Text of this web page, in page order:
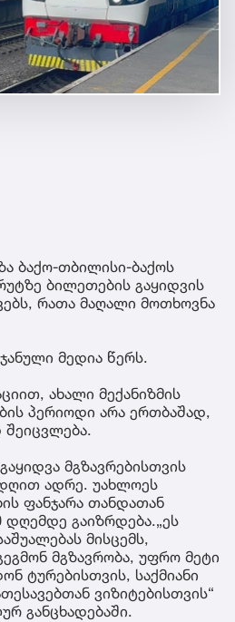
ბაქო-თბილისი-ბაქოს
ბილეთების გაყიდვის
რათა მაღალი მოთხოვნა
მედია წერს.
ახალი მექანიზმის
პერიოდი არა ერთბაშად,
შეიცვლება.
მგზავრებისთვის
ადრე. უახლოეს
ფანჯარა თანდათან
გაიზრდება.„ეს
მისცემს,
მგზავრობა, უფრო მეტი
ტურებისთვის, საქმიანი
ვიზიტებისთვის“
განცხადებაში.